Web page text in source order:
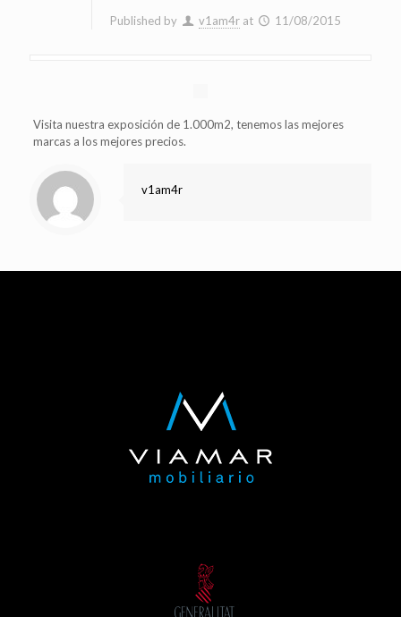
Published by v1am4r at 11/08/2015
Visita nuestra exposición de 1.000m2, tenemos las mejores
marcas a los mejores precios.
v1am4r